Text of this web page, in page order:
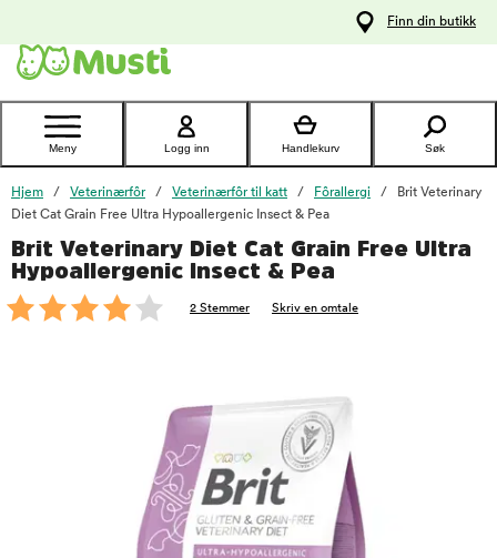
Kontakt
kundeservice
Finn din butikk
Meny Logg inn Handlekurv Søk
Hjem Veterinærfôr Veterinærfôr til katt Fôrallergi
Brit Veterinary
Diet Cat Grain Free Ultra Hypoallergenic Insect & Pea
Brit Veterinary Diet Cat Grain Free Ultra
Hypoallergenic Insect & Pea
2 Stemmer Skriv en omtale
foo